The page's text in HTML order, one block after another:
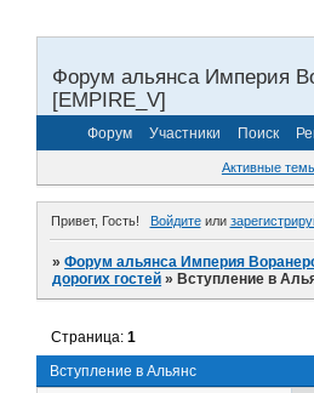
Форум альянса Империя
[EMPIRE_V]
Форум Участники Поиск
Активные
Привет, Гость! Войдитеили
»Форум альянса Империя
дорогих гостей »Вступление в
Вступление в Альянс
Страница:1